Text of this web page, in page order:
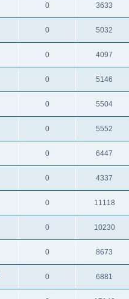
0 3633
0 5032
0 4097
0 5146
0 5504
0 5552
0 6447
0 4337
0 11118
0 10230
0 8673
0 6881